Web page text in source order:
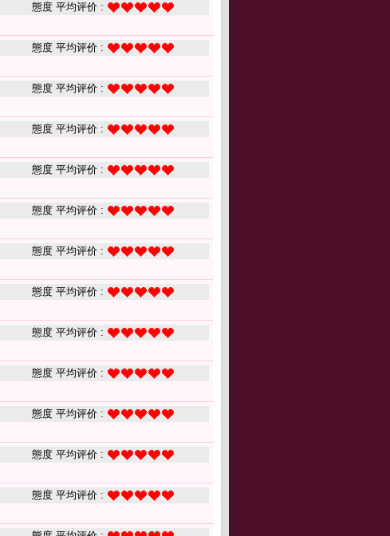
態度 平均评价 :
態度 平均评价 :
態度 平均评价 :
態度 平均评价 :
態度 平均评价 :
態度 平均评价 :
態度 平均评价 :
態度 平均评价 :
態度 平均评价 :
態度 平均评价 :
態度 平均评价 :
態度 平均评价 :
態度 平均评价 :